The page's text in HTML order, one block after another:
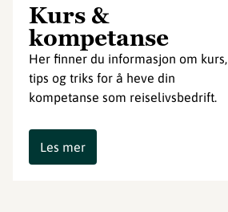
Kurs &
kompetanse
Her finner du informasjon om kurs,
tips og triks for å heve din
kompetanse som reiselivsbedrift.
Les mer